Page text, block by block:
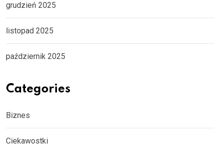
grudzień 2025
listopad 2025
październik 2025
Categories
Biznes
Ciekawostki